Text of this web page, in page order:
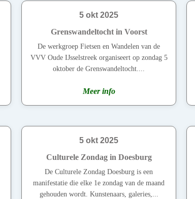
5 okt 2025
Grenswandeltocht in Voorst
De werkgroep Fietsen en Wandelen van de
VVV Oude IJsselstreek organiseert op zondag 5
oktober de Grenswandeltocht....
Meer info
5 okt 2025
Culturele Zondag in Doesburg
De Culturele Zondag Doesburg is een
manifestatie die elke 1e zondag van de maand
gehouden wordt. Kunstenaars, galeries,...